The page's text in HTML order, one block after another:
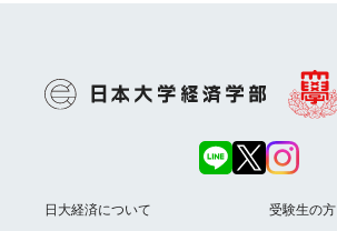
日大経済について
受験生の方